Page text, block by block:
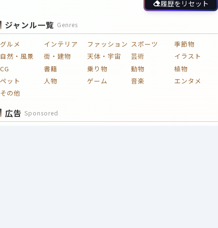
履歴をリセット
ジャンル一覧 Genres
グルメ インテリア ファッション スポーツ
季節物
自然・風景
街・建物 天体・宇宙 芸術
イラスト
CG
書籍 乗り物 動物
植物
ペット
人物 ゲーム 音楽
エンタメ
その他
広告 Sponsored